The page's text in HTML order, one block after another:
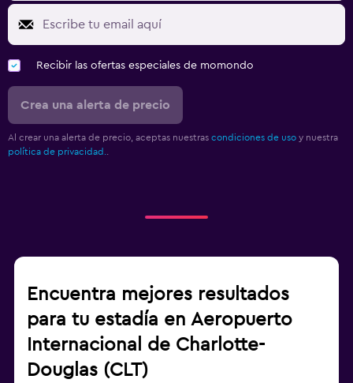
Recibir las ofertas especiales de momondo
Crea una alerta de precio
Al crear una alerta de precio, aceptas nuestras condiciones de uso y nuestra
política de privacidad..
Encuentra mejores resultados
para tu estadía en Aeropuerto
Internacional de Charlotte-
Douglas (CLT)